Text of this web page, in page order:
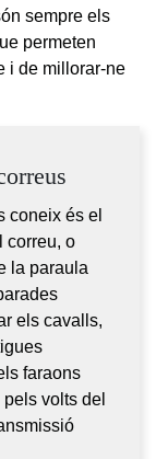
sempre els
permeten
i de millorar-ne
coneix és el
correu, o
la paraula
els cavalls,
faraons
volts del